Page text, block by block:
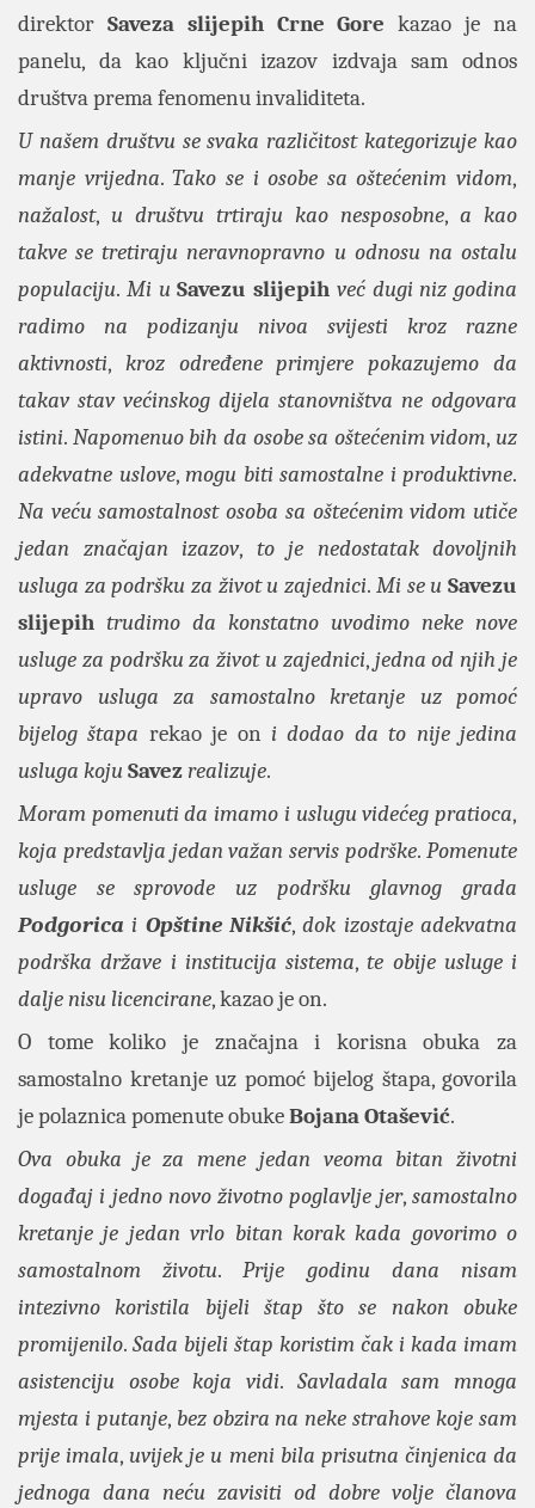
direktor Saveza slijepih Crne Gore kazao je na
panelu, da kao ključni izazov izdvaja sam odnos
društva prema fenomenu invaliditeta.
U našem društvu se svaka različitost kategorizuje kao
manje vrijedna.Tako se i osobe sa oštećenim vidom,
nažalost, u društvu trtiraju kao nesposobne, a kao
takve se tretiraju neravnopravno u odnosu na ostalu
populaciju. Mi uSavezu slijepih već dugi niz godina
radimo na podizanju nivoa svijesti kroz razne
aktivnosti, kroz određene primjere pokazujemo da
takav stav većinskog dijela stanovništva ne odgovara
istini. Napomenuo bih da osobe sa oštećenim vidom, uz
adekvatne uslove, mogu biti samostalne i produktivne.
Na veću samostalnost osoba sa oštećenim vidom utiče
jedan značajan izazov, to je nedostatak dovoljnih
usluga za podršku za život u zajednici. Mi se uSavezu
slijepih trudimo da konstatno uvodimo neke nove
usluge za podršku za život u zajednici, jedna od njih je
upravo usluga za samostalno kretanje uz pomoć
bijelog štapa rekao je oni dodao da to nije jedina
usluga kojuSavez realizuje.
Moram pomenuti da imamo i uslugu videćeg pratioca,
koja predstavlja jedan važan servis podrške.Pomenute
usluge se sprovode uz podršku glavnog grada
Podgorica i Opštine Nikšić,dok izostaje adekvatna
podrška države i institucija sistema,te obije usluge i
dalje nisu licencirane, kazao je on.
O tome koliko je značajna i korisna obuka za
samostalno kretanje uz pomoć bijelog štapa, govorila
je polaznica pomenute obukeBojana Otašević.
Ova obuka je za mene jedan veoma bitan životni
događaj i jedno novo životno poglavlje jer,samostalno
kretanje je jedan vrlo bitan korak kada govorimo o
samostalnom životu.Prije godinu dana nisam
intezivno koristila bijeli štap što se nakon obuke
promijenilo. Sada bijeli štap koristim čak i kada imam
asistenciju osobe koja vidi. Savladala sam mnoga
mjesta i putanje, bez obzira na neke strahove koje sam
prije imala,uvijek je u meni bila prisutna činjenica da
jednoga dana neću zavisiti od dobre volje članova